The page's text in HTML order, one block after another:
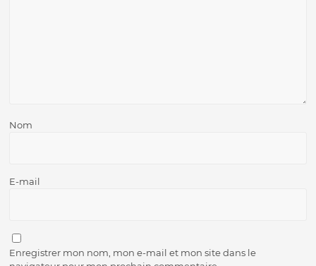
Nom
E-mail
Enregistrer mon nom, mon e-mail et mon site dans le